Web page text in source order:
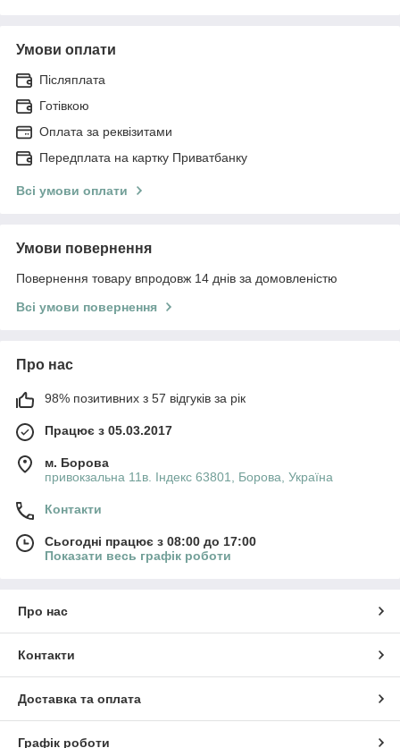
Умови оплати
Післяплата
Готівкою
Оплата за реквізитами
Передплата на картку Приватбанку
Всі умови оплати
Умови повернення
Повернення товару впродовж 14 днів за домовленістю
Всі умови повернення
Про нас
98% позитивних з 57 відгуків за рік
Працює з 05.03.2017
м. Борова
привокзальна 11в. Індекс 63801, Борова, Україна
Контакти
Сьогодні працює з 08:00 до 17:00
Показати весь графік роботи
Про нас
Контакти
Доставка та оплата
Графік роботи